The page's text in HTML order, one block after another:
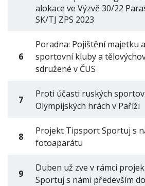
alokace ve Výzvě 30/22
SK/TJ ZPS 2023
6
Poradna: Pojištění majetku
sportovní kluby a
sdružené v ČUS
7
Proti účasti ruských
Olympijských hrách v Paříži
8
Projekt Tipsport Sportuj s
fotoaparátu
9
Duben už zve v rámci
Sportuj s námi především